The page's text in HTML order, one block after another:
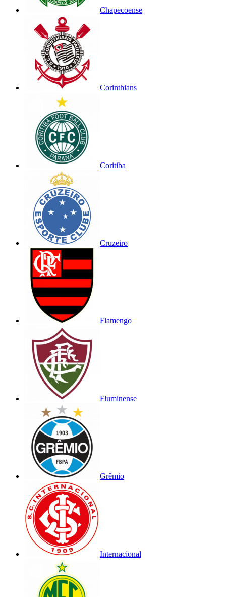
Chapecoense
Corinthians
Coritiba
Cruzeiro
Flamengo
Fluminense
Grêmio
Internacional